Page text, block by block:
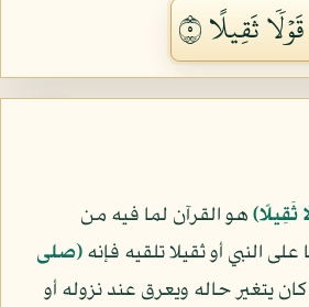
ثَقِيلًا ٥
هو القرآن لما فيه من
النبي أو ثقيلا تلقيه فإنه(صلى
كان يتغير حاله ويعرق عند نزوله أو